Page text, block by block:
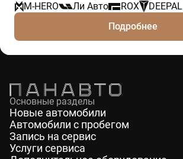
M-HERO
Ли Авто ROX
DEEPAL
Подробнее
Основные разделы
Новые автомобили
Автомобили с пробегом
Запись на сервис
Услуги сервиса